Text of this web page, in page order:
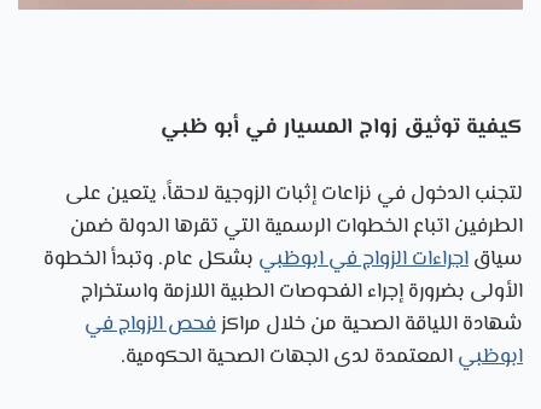
كيفية توثيق زواج المسيار في أبو ظبي
لتجنب الدخول في نزاعات إثبات الزوجية لاحقاً، يتعين على
الطرفين اتباع الخطوات الرسمية التي تقرها الدولة ضمن
سياقاجراءات الزواج في ابوظبي بشكل عام. وتبدأ الخطوة
الأولى بضرورة إجراء الفحوصات الطبية اللازمة واستخراج
شهادة اللياقة الصحية من خلال مراكزفحص الزواج في
ابوظبيالمعتمدة لدى الجهات الصحية الحكومية.